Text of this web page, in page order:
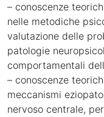
– conoscenze
nelle metodiche
valutazione delle
patologie
comportamentali
– conoscenze
meccanismi
nervoso centrale,